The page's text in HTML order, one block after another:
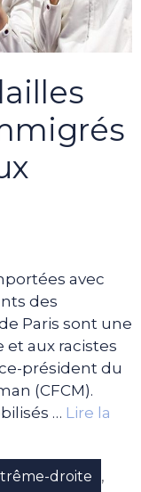
avec
des
Paris sont une
et aux racistes
président du
(CFCM).
… Lire la
droite ,